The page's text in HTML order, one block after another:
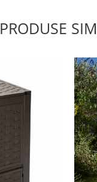
PRODUSE